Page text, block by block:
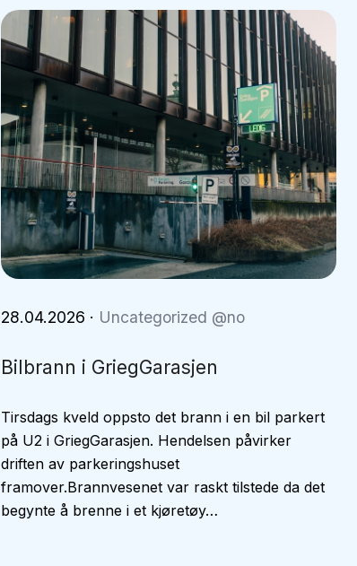
28.04.2026 · Uncategorized @no
Bilbrann i GriegGarasjen
Tirsdags kveld oppsto det brann i en bil parkert
på U2 i GriegGarasjen. Hendelsen påvirker
driften av parkeringshuset
framover.Brannvesenet var raskt tilstede da det
begynte å brenne i et kjøretøy…